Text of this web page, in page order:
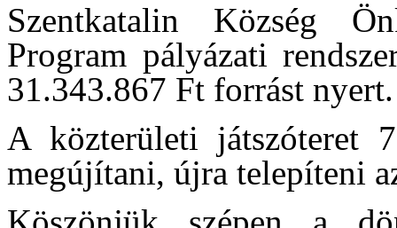
Szentkatalin Község
Program pályázati
31.343.867 Ft forrást nyert.
A közterületi játszóteret
megújítani, újra telepíteni